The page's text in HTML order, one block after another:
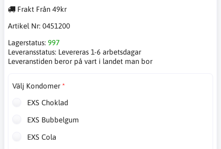
Frakt Från 49kr
Artikel Nr: 0451200
Lagerstatus: 997
Leveransstatus: Levereras 1-6 arbetsdagar
Leveranstiden beror på vart i landet man bor
Välj Kondomer
EXS Choklad
EXS Bubbelgum
EXS Cola